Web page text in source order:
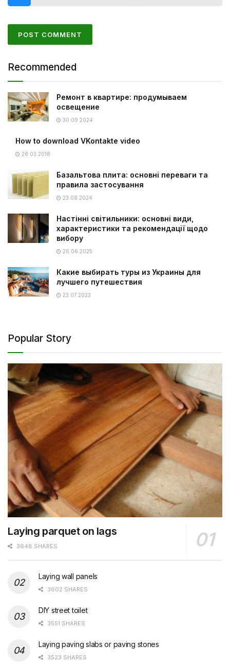
Recommended
Ремонт в квартире: продумываем
освещение
30.09.2024
How to download VKontakte video
28.03.2018
Базальтова плита: основні переваги та
правила застосування
23.08.2024
Настінні світильники: основні види,
характеристики та рекомендації щодо
вибору
26.06.2025
Какие выбирать туры из Украины для
лучшего путешествия
23.07.2023
Popular Story
Laying parquet on lags
3648 SHARES
Laying wall panels
3602 SHARES
DIY street toilet
3551 SHARES
Laying paving slabs or paving stones
3523 SHARES